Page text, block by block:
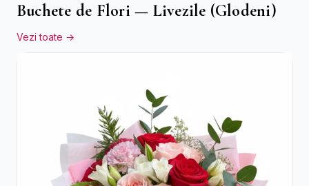
Buchete de Flori — Livezile (Glodeni)
Vezi toate →